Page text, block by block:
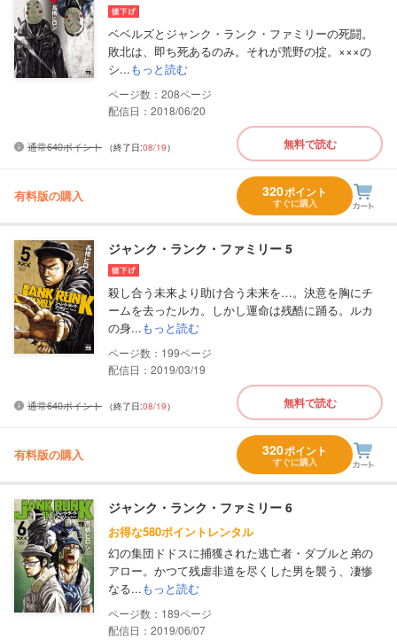
ベベルズとジャンク・ランク・ファミリーの死闘。
敗北は、即ち死あるのみ。それが荒野の掟。×××の
シ...もっと読む
208
配信日：2018/06/20
通常640ポイント （終了日:08/19） 無料で読む
有料版の購入 320ポイント
すぐに購入
ジャンク・ランク・ファミリー 5
殺し合う未来より助け合う未来を…。決意を胸にチ
ームを去ったルカ。しかし運命は残酷に踊る。ルカ
の身...もっと読む
199
配信日：2019/03/19
通常640ポイント （終了日:08/19） 無料で読む
有料版の購入 320ポイント
すぐに購入
ジャンク・ランク・ファミリー 6
お得な580ポイントレンタル
幻の集団ドドスに捕獲された逃亡者・ダブルと弟の
アロー。かつて残虐非道を尽くした男を襲う、凄惨
なる...もっと読む
189
配信日：2019/06/07